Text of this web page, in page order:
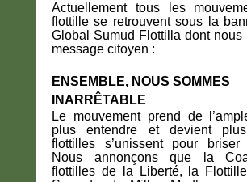
Actuellement tous les
flottille se retrouvent sous la
Global Sumud Flottilla dont nous
message citoyen :
ENSEMBLE, NOUS SOMMES
INARRÊTABLE
Le mouvement prend de
plus entendre et devient
flottilles s’unissent pour
Nous annonçons que la
flottilles de la Liberté, la